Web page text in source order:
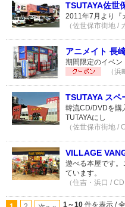
TSUTAYA佐世
2011年7月より『
（佐世保市街地 /
アニメイト 長
期間限定のイベ
（
TSUTAYA スペ
韓流CD/DVDを購
TUTAYAにし
（佐世保市街地 /
VILLAGE
遊べる本屋です
ています。
（住吉・浜口 /
1～10 件を表示 / 全